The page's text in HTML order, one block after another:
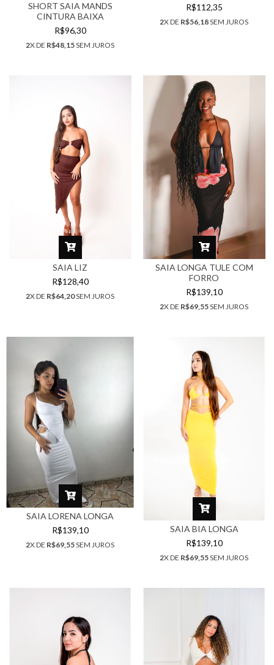
SHORT SAIA MANDS
CINTURA BAIXA
R$96,30
2X DE R$48,15SEM JUROS
R$112,35
2X DE R$56,18SEM JUROS
SAIA LIZ
R$128,40
2X DE R$64,20SEM JUROS
SAIA LONGA TULE COM
FORRO
R$139,10
2X DE R$69,55SEM JUROS
SAIA LORENA LONGA
R$139,10
2X DE R$69,55SEM JUROS
SAIA BIA LONGA
R$139,10
2X DE R$69,55SEM JUROS